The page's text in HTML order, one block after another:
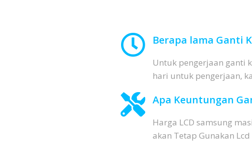
Berapa lama Ganti
Untuk pengerjaan ganti
hari untuk pengerjaan,
Apa Keuntungan
Harga LCD samsung
akan Tetap Gunakan